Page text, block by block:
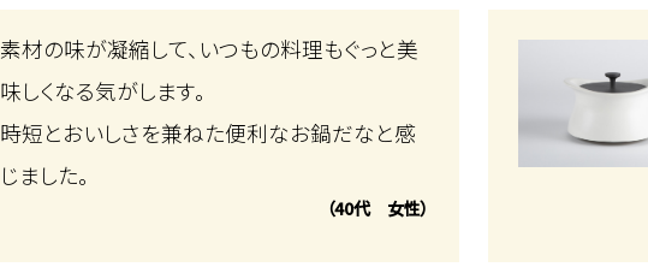
素材の味が凝縮して、いつもの料理もぐっと美
味しくなる気がします。
時短とおいしさを兼ねた便利なお鍋だなと感
じました。
（40代 女性）